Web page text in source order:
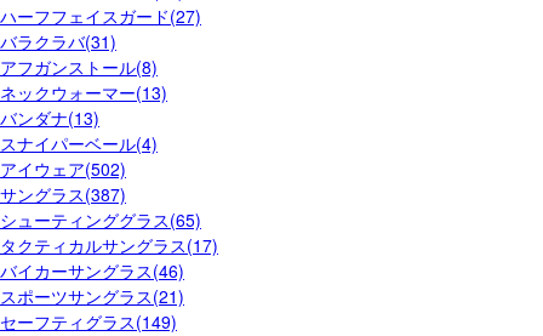
ハーフフェイスガード(27)
バラクラバ(31)
アフガンストール(8)
ネックウォーマー(13)
バンダナ(13)
スナイパーベール(4)
アイウェア(502)
サングラス(387)
シューティンググラス(65)
タクティカルサングラス(17)
バイカーサングラス(46)
スポーツサングラス(21)
セーフティグラス(149)